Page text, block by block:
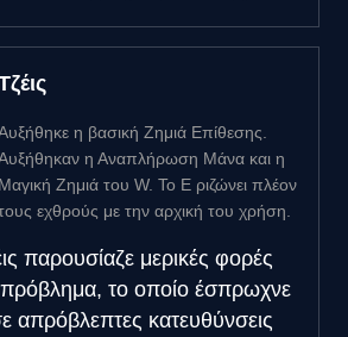
η βασική Ζημιά Επίθεσης.
η Αναπλήρωση Μάνα και η
Μαγική Ζημιά του W. Το E ριζώνει πλέον
εχθρούς με την αρχική του χρήση.
παρουσίαζε μερικές φορές
το οποίο έσπρωχνε
απρόβλεπτες κατευθύνσεις